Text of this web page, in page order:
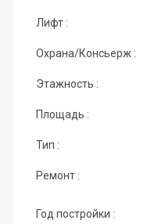
Лифт :
Охрана/Консьерж :
Этажность :
Площадь :
Тип :
Ремонт :
Год постройки :